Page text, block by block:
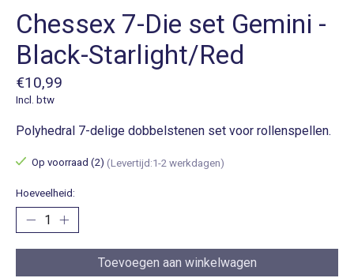
Chessex 7-Die set Gemini -
Black-Starlight/Red
€10,99
Incl. btw
Polyhedral 7-delige dobbelstenen set voor rollenspellen.
Op voorraad (2) (Levertijd:1-2 werkdagen)
Hoeveelheid:
Toevoegen aan winkelwagen